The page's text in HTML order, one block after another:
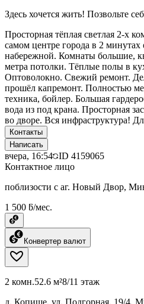
Здесь хочется жить! Позвольте
Просторная тёплая светлая 2-х
самом центре города в 2 минутах
набережной. Комнаты большие,
метра потолки. Тёплые полы в
Оптоволокно. Свежий ремонт.
прошёл капремонт. Полностью
техника, бойлер. Большая
вода из под крана. Просторная
во дворе. Вся инфраструктура!
Контакты
Написать
вчера, 16:54 ID 4159065
Контактное лицо
поблизости с аг. Новый Двор,
1 500 ƃ/мес.
Конвертер валют
2 комн.52.6 м²8/11 этаж
д. Копище, ул. Подгорная, 19/4,